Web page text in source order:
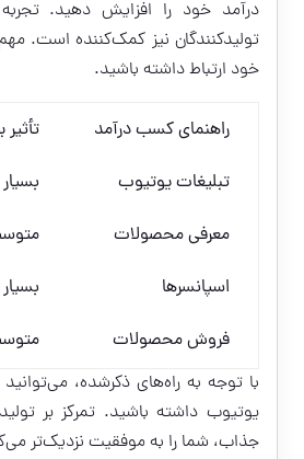
درآمد خود را افزایش دهید.
تولیدکنندگان نیز کمک‌کننده است.
خود ارتباط داشته باشید.
راهنمای کسب درآمد
تأثیر
تبلیغات یوتیوب
بسیار
معرفی محصولات
اسپانسرها
بسیار
فروش محصولات
با توجه به راه‌های ذکرشده،
یوتیوب داشته باشید. تمرکز بر
جذاب، شما را به موفقیت نزدیک‌تر